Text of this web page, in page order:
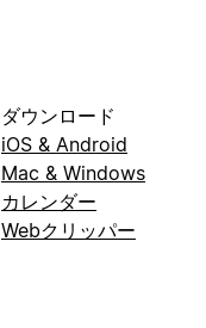
ダウンロード
iOS & Android
Mac & Windows
カレンダー
Webクリッパー